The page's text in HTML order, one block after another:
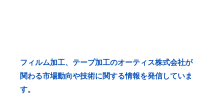
フィルム加工、テープ加工のオーティス株式会社が
関わる市場動向や技術に関する情報を発信していま
す。